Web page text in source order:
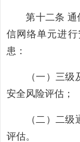
第十二条 通信
信网络单元进
患：
（一）三级及
安全风险评估；
（二）二级通
评估。